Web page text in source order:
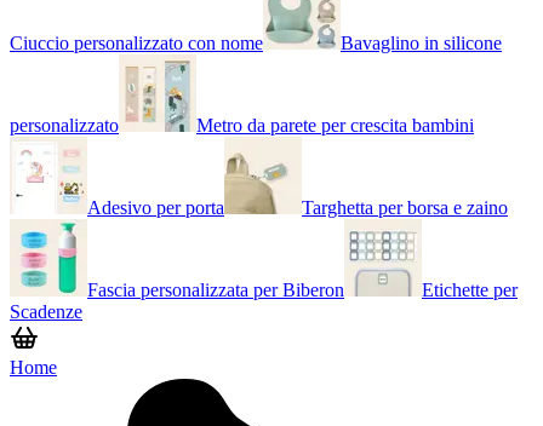
Ciuccio personalizzato con nome Bavaglino in silicone
personalizzato Metro da parete per crescita bambini
Adesivo per porta Targhetta per borsa e zaino
Fascia personalizzata per Biberon
Etichette per
Scadenze
Home